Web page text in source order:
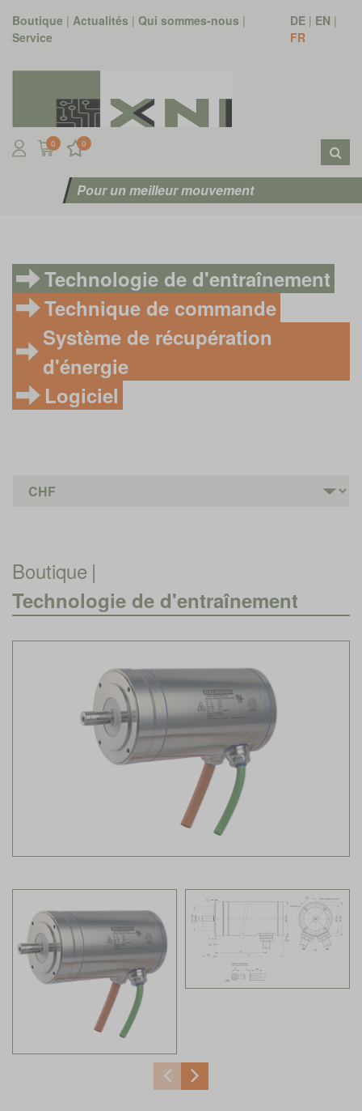
Boutique | Actualités | Qui sommes-nous |
Service
DE| EN |
FR
0 0
Pour un meilleur mouvement
Technologie de d'entraînement
Technique de commande
Système de récupération
d'énergie
Logiciel
Boutique |
Technologie de d'entraînement